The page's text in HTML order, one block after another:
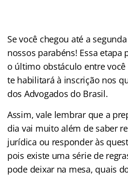
Se você chegou até a
nossos parabéns! Essa
o último obstáculo entre você
te habilitará à inscrição nos
dos Advogados do Brasil.
Assim, vale lembrar que a
dia vai muito além de saber
jurídica ou responder às
pois existe uma série de
pode deixar na mesa, quais